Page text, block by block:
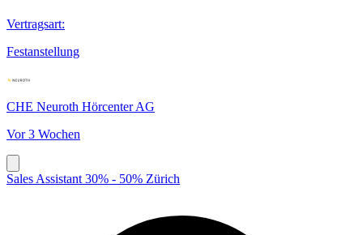
Vertragsart:
Festanstellung
CHE Neuroth Hörcenter AG
Vor 3 Wochen
Sales Assistant 30% - 50% Zürich